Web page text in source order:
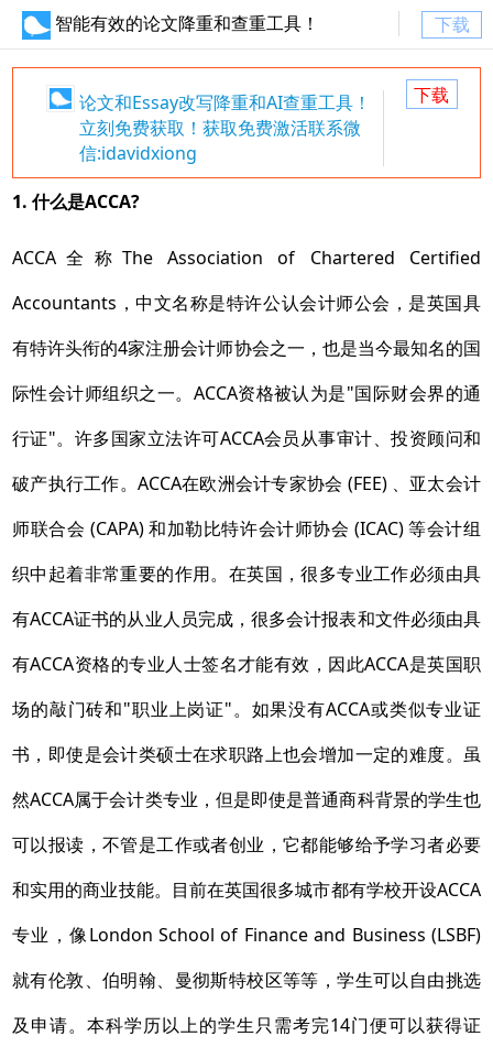
智能有效的论文降重和查重工具！ 下载
论文和Essay改写降重和AI查重工具！
立刻免费获取！获取免费激活联系微
信:idavidxiong
下载
1. 什么是ACCA?
ACCA全称The Association of Chartered Certified
Accountants，中文名称是特许公认会计师公会，是英国具
有特许头衔的4家注册会计师协会之一，也是当今最知名的国
际性会计师组织之一。ACCA资格被认为是"国际财会界的通
行证"。许多国家立法许可ACCA会员从事审计、投资顾问和
破产执行工作。ACCA在欧洲会计专家协会 (FEE) 、亚太会计
师联合会 (CAPA) 和加勒比特许会计师协会 (ICAC) 等会计组
织中起着非常重要的作用。在英国，很多专业工作必须由具
有ACCA证书的从业人员完成，很多会计报表和文件必须由具
有ACCA资格的专业人士签名才能有效，因此ACCA是英国职
场的敲门砖和"职业上岗证"。如果没有ACCA或类似专业证
书，即使是会计类硕士在求职路上也会增加一定的难度。虽
然ACCA属于会计类专业，但是即使是普通商科背景的学生也
可以报读，不管是工作或者创业，它都能够给予学习者必要
和实用的商业技能。目前在英国很多城市都有学校开设ACCA
专业，像London School of Finance and Business (LSBF)
就有伦敦、伯明翰、曼彻斯特校区等等，学生可以自由挑选
及申请。本科学历以上的学生只需考完14门便可以获得证